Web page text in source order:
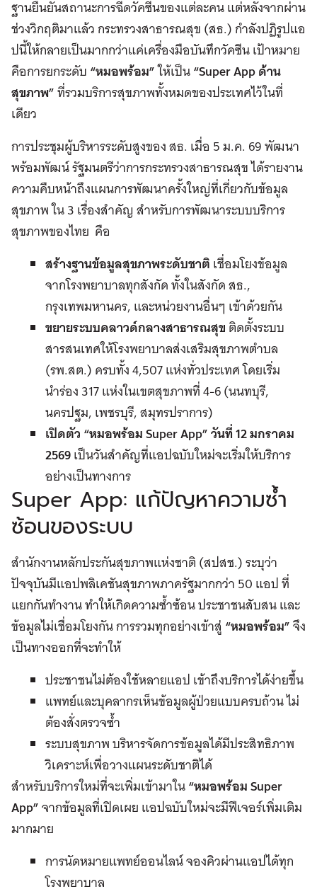
ฐานยืนยันสถานะการฉีดวัคซีนของแต่ละคน แต่หลังจากผ่าน
ช่วงวิกฤติมาแล้ว กระทรวงสาธารณสุข (สธ.) กำลังปฏิรูปแอ
ปนี้ให้กลายเป็นมากกว่าแค่เครื่องมือบันทึกวัคซีน เป้าหมาย
คือการยกระดับ“หมอพร้อม”ให้เป็น“Super App ด้าน
สุขภาพ”ที่รวมบริการสุขภาพทั้งหมดของประเทศไว้ในที่
เดียว
การประชุมผู้บริหารระดับสูงของ สธ. เมื่อ 5 ม.ค. 69 พัฒนา
พร้อมพัฒน์ รัฐมนตรีว่าการกระทรวงสาธารณสุข ได้รายงาน
ความคืบหน้าถึงแผนการพัฒนาครั้งใหญ่ที่เกี่ยวกับข้อมูล
สุขภาพ ใน 3 เรื่องสำคัญ สำหรับการพัฒนาระบบบริการ
สุขภาพของไทย คือ
สร้างฐานข้อมูลสุขภาพระดับชาติเชื่อมโยงข้อมูล
จากโรงพยาบาลทุกสังกัด ทั้งในสังกัด สธ.,
กรุงเทพมหานคร, และหน่วยงานอื่นๆ เข้าด้วยกัน
ขยายระบบคลาวด์กลางสาธารณสุขติดตั้งระบบ
สารสนเทศให้โรงพยาบาลส่งเสริมสุขภาพตำบล
(รพ.สต.) ครบทั้ง 4,507 แห่งทั่วประเทศ โดยเริ่ม
นำร่อง 317 แห่งในเขตสุขภาพที่ 4-6 (นนทบุรี,
นครปฐม, เพชรบุรี, สมุทรปราการ)
เปิดตัว “หมอพร้อมSuper App” วันที่ 12 มกราคม
2569เป็นวันสำคัญที่แอปฉบับใหม่จะเริ่มให้บริการ
อย่างเป็นทางการ
Super App: แก้ปัญหาความซ้ำ
ซ้อนของระบบ
สำนักงานหลักประกันสุขภาพแห่งชาติ (สปสช.) ระบุว่า
ปัจจุบันมีแอปพลิเคชันสุขภาพภาครัฐมากกว่า 50 แอป ที่
แยกกันทำงาน ทำให้เกิดความซ้ำซ้อน ประชาชนสับสน และ
ข้อมูลไม่เชื่อมโยงกัน การรวมทุกอย่างเข้าสู่“หมอพร้อม”จึง
เป็นทางออกที่จะทำให้
ประชาชนไม่ต้องใช้หลายแอป เข้าถึงบริการได้ง่ายขึ้น
แพทย์และบุคลากรเห็นข้อมูลผู้ป่วยแบบครบถ้วน ไม่
ต้องสั่งตรวจซ้ำ
ระบบสุขภาพ บริหารจัดการข้อมูลได้มีประสิทธิภาพ
วิเคราะห์เพื่อวางแผนระดับชาติได้
สำหรับบริการใหม่ที่จะเพิ่มเข้ามาใน“หมอพร้อม Super
App”จากข้อมูลที่เปิดเผย แอปฉบับใหม่จะมีฟีเจอร์เพิ่มเติม
มากมาย
การนัดหมายแพทย์ออนไลน์ จองคิวผ่านแอปได้ทุก
โรงพยาบาล